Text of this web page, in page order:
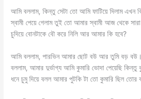
আমি বললাম, কিন্তু সেটা তো আমি ফাটিয়ে দিলাম
স্বামী পেয়ে গেলাম তুই তো আমার স্বামী আজ থেকে
চুদিয়ে বোনটাকে বৌ করে নিলি আর আমার কি হবে?
আমি বললাম, পারভিন আমার ছোট বউ আর তুমি বড়
বললাম, আমার দুর্ভাগ্য আমি কুমারি ভোদা পেয়েছি কিন্তু
ধনে চুমু দিয়ে বলল আমার পুটকি টা তো কুমারি ছিল তোর